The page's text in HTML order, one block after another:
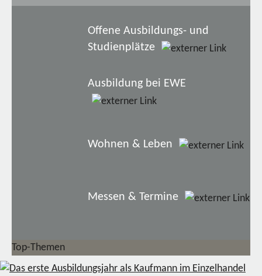
Offene Ausbildungs- und
Studienplätze
Ausbildung bei EWE
Wohnen & Leben
Messen & Termine
Top-Themen